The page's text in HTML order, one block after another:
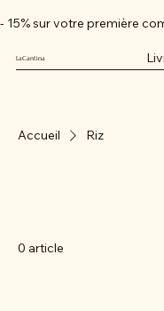
LaCantina
- 15% sur votre première
Accueil Riz
0 article